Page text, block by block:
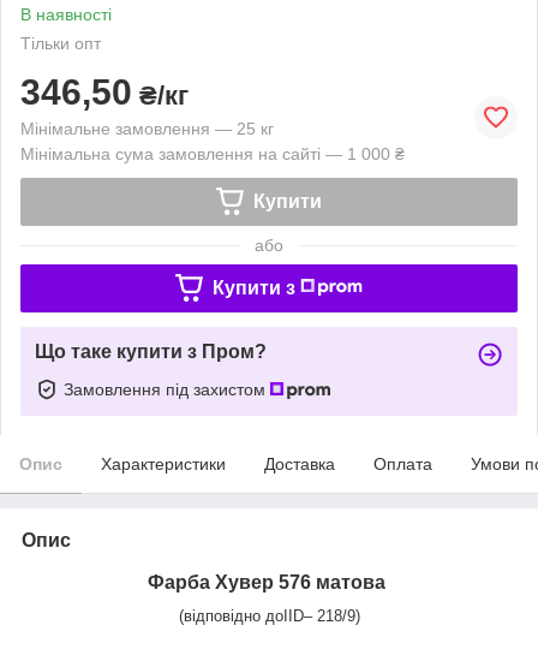
В наявності
Тільки опт
346,50 ₴/кг
Мінімальне замовлення — 25 кг
Мінімальна сума замовлення на сайті — 1 000 ₴
Купити
або
Купити з
Що таке купити з Пром?
Замовлення під захистом
Опис Характеристики Доставка Оплата Умови
Опис
Фарба Хувер 576 матова
(відповідно доIID– 218/9)